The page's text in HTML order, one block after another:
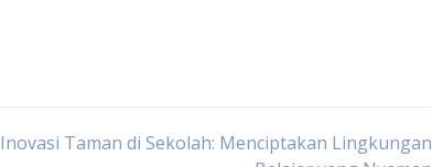
Inovasi Taman di Sekolah: Menciptakan Lingkungan